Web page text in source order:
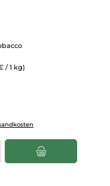
/ 1 kg)
Wert ein oder benutze die